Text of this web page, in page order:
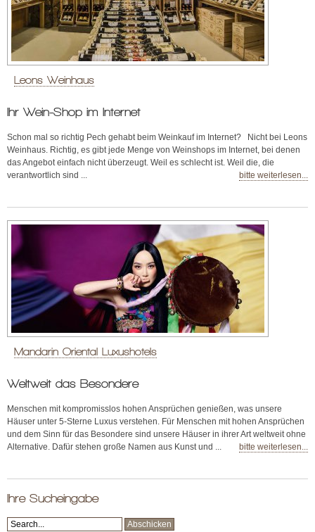
Leons Weinhaus
Ihr Wein-Shop im Internet
Schon mal so richtig Pech gehabt beim Weinkauf im Internet? Nicht bei Leons
Weinhaus. Richtig, es gibt jede Menge von Weinshops im Internet, bei denen
das Angebot einfach nicht überzeugt. Weil es schlecht ist. Weil die, die
verantwortlich sind ...
bitte weiterlesen...
Mandarin Oriental Luxushotels
Weltweit das Besondere
Menschen mit kompromisslos hohen Ansprüchen genießen, was unsere
Häuser unter 5-Sterne Luxus verstehen. Für Menschen mit hohen Ansprüchen
und dem Sinn für das Besondere sind unsere Häuser in ihrer Art weltweit ohne
Alternative. Dafür stehen große Namen aus Kunst und ...
bitte weiterlesen...
Ihre Sucheingabe